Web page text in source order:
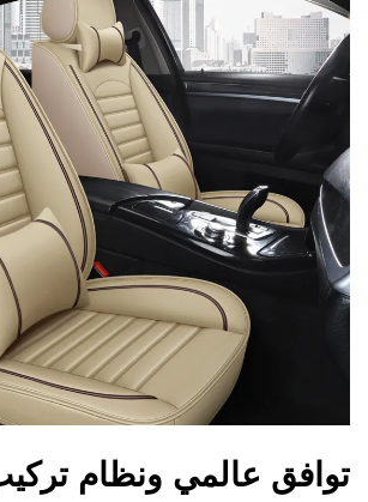
توافق عالمي ونظام